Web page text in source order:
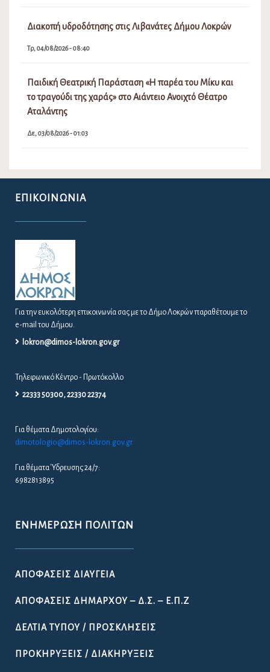
Διακοπή υδροδότησης στις Λιβανάτες Δήμου Λοκρών
Τρ, 04/08/2026 - 08:40
Παιδική Θεατρική Παράσταση «Η παρέα του Μίκυ και
το τραγούδι της χαράς» στο Αιάντειο Ανοιχτό Θέατρο
Αταλάντης
Δε, 03/08/2026 - 01:03
ΕΠΙΚΟΙΝΩΝΊΑ
Για την ευκολότερη επικοινωνία σας με το Δήμο Λοκρών παραθέτουμε το
e-mail του Δήμου.
lokron@dimos-lokron.gov.gr
Τηλεφωνικό Κέντρο - Πρωτόκολλο
22333 50300, 22330 22374
Για θέματα Δημοτολογίου:
dimotologio@dimos-lokron.gov.gr
Για θέματα Ύδρευσης 24/7:
6982813895
ΕΝΗΜΈΡΩΣΗ ΠΟΛΙΤΏΝ
ΑΠΟΦΆΣΕΙΣ ΔΙΑΎΓΕΙΑ
ΑΠΟΦΆΣΕΙΣ ΔΗΜΆΡΧΟΥ – Δ.Σ. – Ε.Π.Ζ
ΔΕΛΤΊΑ ΤΎΠΟΥ / ΠΡΟΣΚΛΉΣΕΙΣ
ΠΡΟΚΗΡΎΞΕΙΣ / ΔΙΑΚΗΡΎΞΕΙΣ